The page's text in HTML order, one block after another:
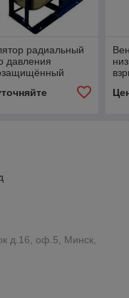
радиальный
давления
ВР
18,5/1500 ВК1
д.16, оф.5, Минск,